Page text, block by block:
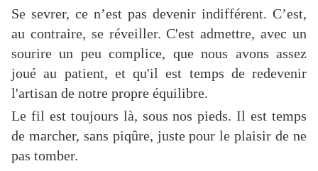
Se sevrer, ce n’est pas devenir indifférent. C’est,
au contraire, se réveiller. C'est admettre, avec un
sourire un peu complice, que nous avons assez
joué au patient, et qu'il est temps de redevenir
l'artisan de notre propre équilibre.
Le fil est toujours là, sous nos pieds. Il est temps
de marcher, sans piqûre, juste pour le plaisir de ne
pas tomber.